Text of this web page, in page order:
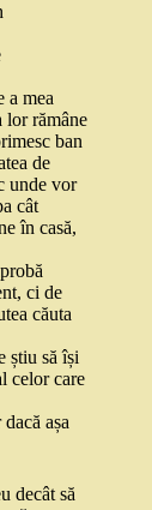
a mea
lor rămâne
ban
de
unde vor
cât
în casă,
ci de
căuta
știu să își
celor care
așa
decât să